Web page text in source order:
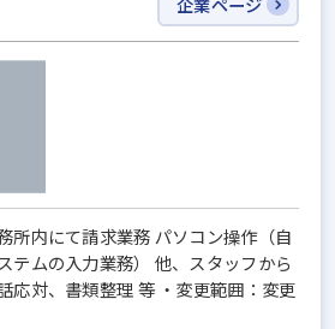
所内にて請求業務 パソコン操作（自
テムの入力業務） 他、スタッフから
応対、書類整理 等 ・変更範囲：変更